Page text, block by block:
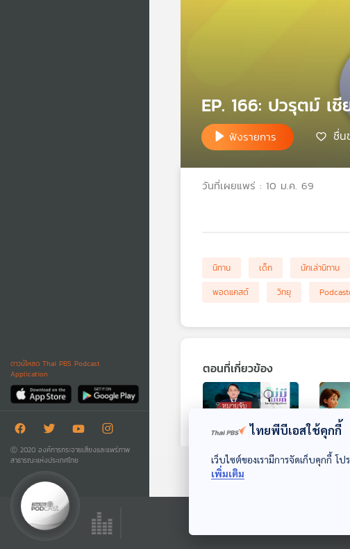
ดาวน์โหลด Thai PBS Podcast
Application
Ⓒ 2020 องค์การกระจายเสียงและแพร่ภาพ
สาธารณะแห่งประเทศไทย
EP. 166: ปวรุตม์ เ
ฟังรายการ ชื่น
วันที่เผยแพร่ : 10 ม.ค. 69
นิทาน เด็ก นักเล่านิทาน
พอดแคสต์
วิทยุ
ตอนที่เกี่ยวข้อง
ไทยพีบีเอสใช้คุกกี้
เว็บไซต์ของเรามีการจัดเก็บคุกกี้
เพิ่มเติม